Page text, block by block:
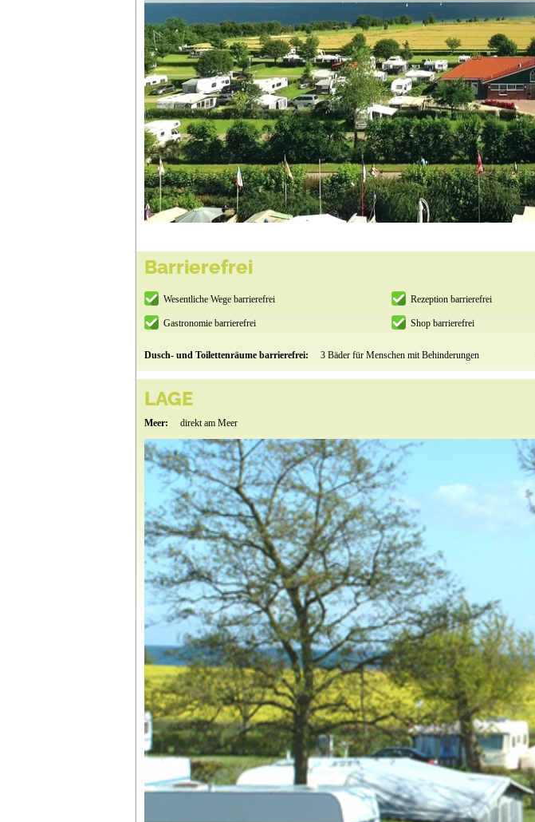
Barrierefrei
Wesentliche Wege barrierefrei Rezeption barrierefrei
Gastronomie barrierefrei Shop barrierefrei
Dusch- und Toilettenräume barrierefrei: 3 Bäder für Menschen mit Behinderungen
LAGE
Meer: direkt am Meer